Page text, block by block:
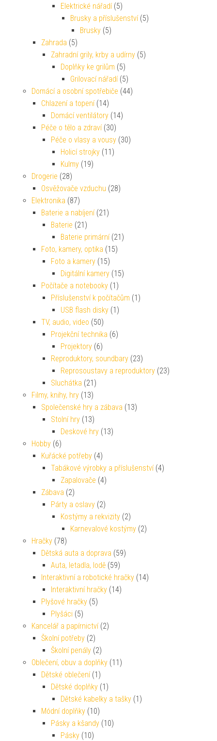
Elektrické nářadí (5)
Brusky a příslušenství (5)
Brusky (5)
Zahrada (5)
Zahradní grily, krby a udírny (5)
Doplňky ke grilům (5)
Grilovací nářadí (5)
Domácí a osobní spotřebiče (44)
Chlazení a topení (14)
Domácí ventilátory (14)
Péče o tělo a zdraví (30)
Péče o vlasy a vousy (30)
Holicí strojky (11)
Kulmy (19)
Drogerie (28)
Osvěžovače vzduchu (28)
Elektronika (87)
Baterie a nabíjení (21)
Baterie (21)
Baterie primární (21)
Foto, kamery, optika (15)
Foto a kamery (15)
Digitální kamery (15)
Počítače a notebooky (1)
Příslušenství k počítačům (1)
USB flash disky (1)
TV, audio, video (50)
Projekční technika (6)
Projektory (6)
Reproduktory, soundbary (23)
Reprosoustavy a reproduktory (23)
Sluchátka (21)
Filmy, knihy, hry (13)
Společenské hry a zábava (13)
Stolní hry (13)
Deskové hry (13)
Hobby (6)
Kuřácké potřeby (4)
Tabákové výrobky a příslušenství (4)
Zapalovače (4)
Zábava (2)
Párty a oslavy (2)
Kostýmy a rekvizity (2)
Karnevalové kostýmy (2)
Hračky (78)
Dětská auta a doprava (59)
Auta, letadla, lodě (59)
Interaktivní a robotické hračky (14)
Interaktivní hračky (14)
Plyšové hračky (5)
Plyšáci (5)
Kancelář a papírnictví (2)
Školní potřeby (2)
Školní penály (2)
Oblečení, obuv a doplňky (11)
Dětské oblečení (1)
Dětské doplňky (1)
Dětské kabelky a tašky (1)
Módní doplňky (10)
Pásky a kšandy (10)
Pásky (10)